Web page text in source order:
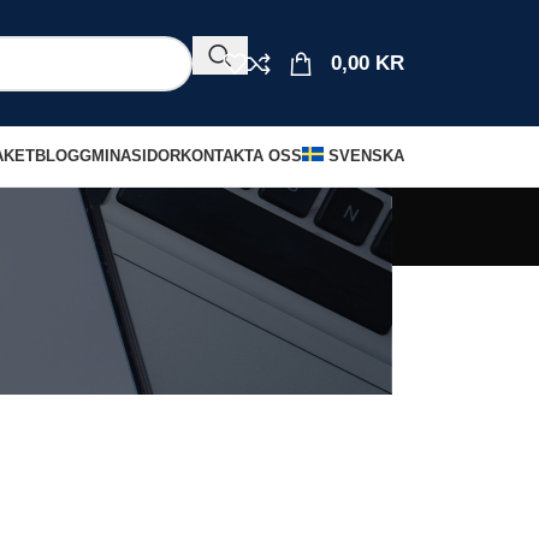
0,00 KR
BLOGGMINASIDORKONTAKTA OSS SVENSKA